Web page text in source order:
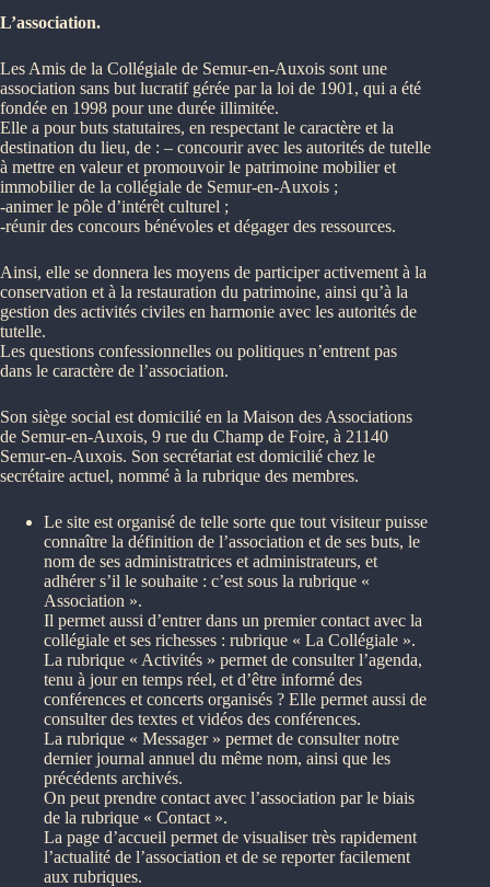
L’association.
Les Amis de la Collégiale de Semur-en-Auxois sont une
association sans but lucratif gérée par la loi de 1901, qui a été
fondée en 1998 pour une durée illimitée.
Elle a pour buts statutaires, en respectant le caractère et la
destination du lieu, de : – concourir avec les autorités de tutelle
à mettre en valeur et promouvoir le patrimoine mobilier et
immobilier de la collégiale de Semur-en-Auxois ;
-animer le pôle d’intérêt culturel ;
-réunir des concours bénévoles et dégager des ressources.
Ainsi, elle se donnera les moyens de participer activement à la
conservation et à la restauration du patrimoine, ainsi qu’à la
gestion des activités civiles en harmonie avec les autorités de
tutelle.
Les questions confessionnelles ou politiques n’entrent pas
dans le caractère de l’association.
Son siège social est domicilié en la Maison des Associations
de Semur-en-Auxois, 9 rue du Champ de Foire, à 21140
Semur-en-Auxois. Son secrétariat est domicilié chez le
secrétaire actuel, nommé à la rubrique des membres.
Le site est organisé de telle sorte que tout visiteur puisse
connaître la définition de l’association et de ses buts, le
nom de ses administratrices et administrateurs, et
adhérer s’il le souhaite : c’est sous la rubrique «
Association ».
Il permet aussi d’entrer dans un premier contact avec la
collégiale et ses richesses : rubrique « La Collégiale ».
La rubrique « Activités » permet de consulter l’agenda,
tenu à jour en temps réel, et d’être informé des
conférences et concerts organisés ? Elle permet aussi de
consulter des textes et vidéos des conférences.
La rubrique « Messager » permet de consulter notre
dernier journal annuel du même nom, ainsi que les
précédents archivés.
On peut prendre contact avec l’association par le biais
de la rubrique « Contact ».
La page d’accueil permet de visualiser très rapidement
l’actualité de l’association et de se reporter facilement
aux rubriques.